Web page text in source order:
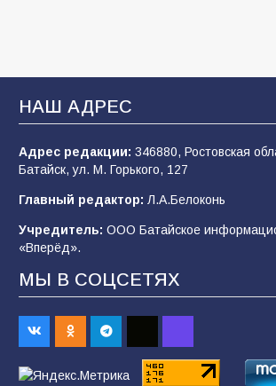
В Батайске продолжаются
107 04.08.2026
строительные профессии в ходе
спортивного праздника
90
«Слухами Москву не возьмёшь»:
заявления Киева о мобилизации
отчаяние, а не разведка
83 02.08.2026
НАШ АДРЕС
Адрес редакции: 346880, Ростовская
Батайск, ул. М. Горького, 127
Главный редактор: Л.А.Белоконь
Учредитель: ООО Батайское
«Вперёд».
МЫ В СОЦСЕТЯХ